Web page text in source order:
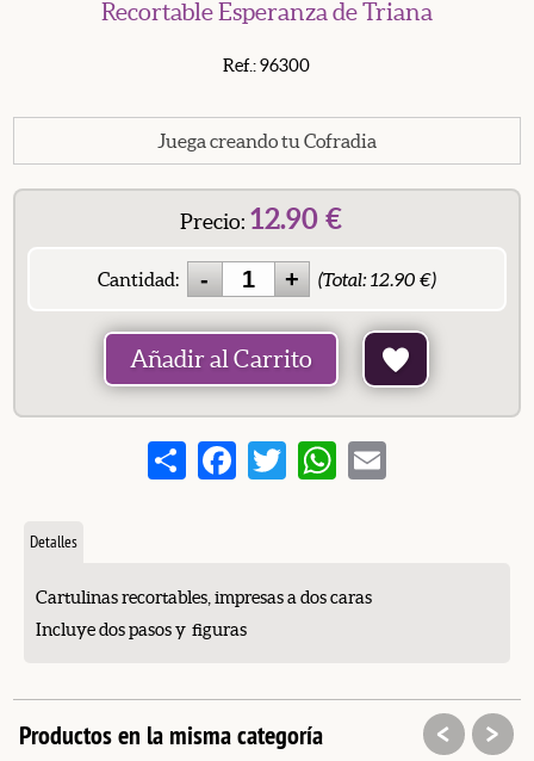
Recortable Esperanza de Triana
Ref.: 96300
Juega creando tu Cofradia
Precio: 12.90€
Cantidad: (Total:12.90 €)
Añadir al Carrito
Share FacebookTwitterWhatsApp
Email
Detalles
Cartulinas recortables, impresas a dos caras
Incluye dos pasos y figuras
Productos en la misma categoría < >